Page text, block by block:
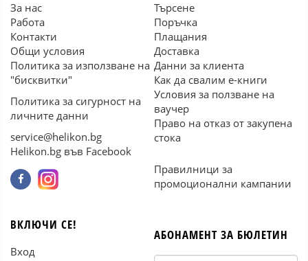
За нас
Работа
Контакти
Общи условия
Политика за използване на
"бисквитки"
Политика за сигурност на
личните данни
service@helikon.bg
Helikon.bg във Facebook
Търсене
Поръчка
Плащания
Доставка
Данни за клиента
Как да свалим е-книги
Условия за ползване на
ваучер
Право на отказ от закупена
стока
Правилници за
промоционални кампании
ВКЛЮЧИ СЕ!
Вход
АБОНАМЕНТ ЗА БЮЛЕТИН